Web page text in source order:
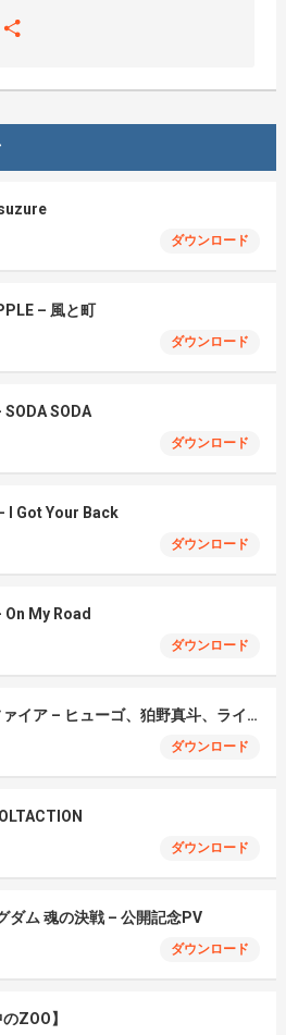
VK
ダウンロード
– 風と町
ダウンロード
SODA
ダウンロード
I Got Your Back
ダウンロード
My Road
ダウンロード
モエチャッカファイア – ヒューゴ、狛野真斗、ライト、セヴェリアン (Cover )
ダウンロード
ダウンロード
ダム 魂の決戦 – 公開記念PV
ダウンロード
ZOO】